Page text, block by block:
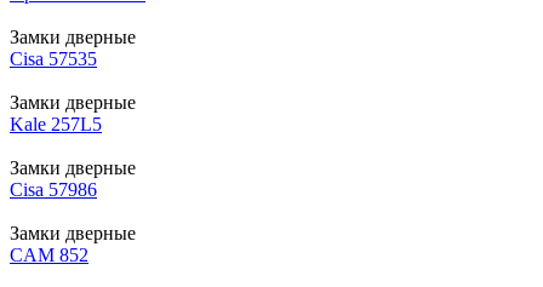
Замки дверные
Cisa 57535
Замки дверные
Kale 257L5
Замки дверные
Cisa 57986
Замки дверные
CAM 852